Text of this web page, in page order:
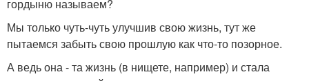
гордыню называем?
Мы только чуть-чуть улучшив свою жизнь, тут же
пытаемся забыть свою прошлую как что-то позорное.
А ведь она - та жизнь (в нищете, например) и стала